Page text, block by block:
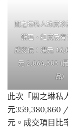
關之琳私人珠寶
鑽石、紅寶及
成交價：港元
元 2,064,303 (
品)
此次「關之琳私
元359,380,860
元。成交項目比